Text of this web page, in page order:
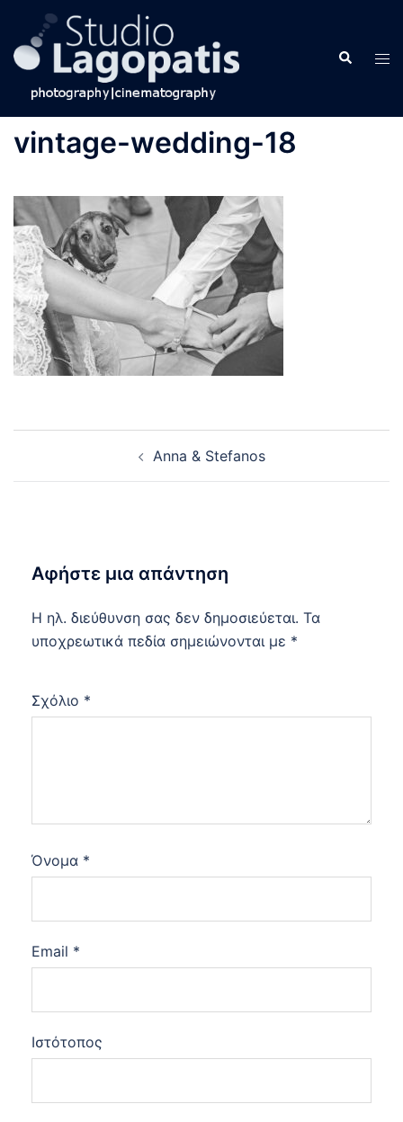
content
Search
vintage-wedding-18
Anna & Stefanos
Αφήστε μια απάντηση
Η ηλ. διεύθυνση σας δεν δημοσιεύεται. Τα
υποχρεωτικά πεδία σημειώνονται με *
Σχόλιο *
Όνομα *
Email *
Ιστότοπος